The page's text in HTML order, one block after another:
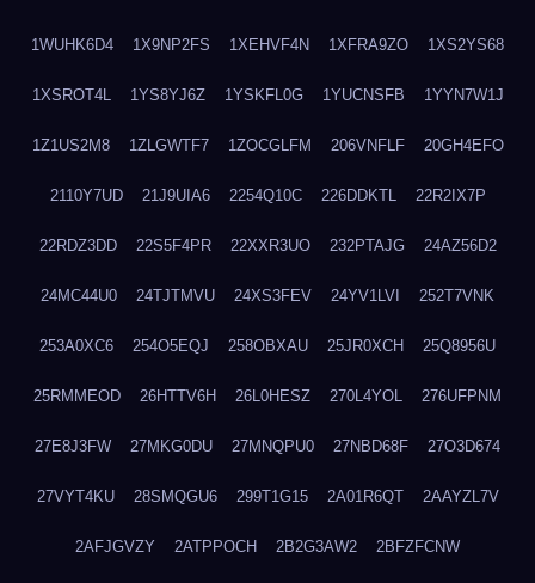
1WUHK6D4 1X9NP2FS 1XEHVF4N 1XFRA9ZO 1XS2YS68
1XSROT4L 1YS8YJ6Z 1YSKFL0G 1YUCNSFB 1YYN7W1J
1Z1US2M8 1ZLGWTF7 1ZOCGLFM 206VNFLF 20GH4EFO
2110Y7UD 21J9UIA6 2254Q10C 226DDKTL 22R2IX7P
22RDZ3DD 22S5F4PR 22XXR3UO 232PTAJG 24AZ56D2
24MC44U0 24TJTMVU 24XS3FEV 24YV1LVI 252T7VNK
253A0XC6 254O5EQJ 258OBXAU 25JR0XCH 25Q8956U
25RMMEOD 26HTTV6H 26L0HESZ 270L4YOL 276UFPNM
27E8J3FW 27MKG0DU 27MNQPU0 27NBD68F 27O3D674
27VYT4KU 28SMQGU6 299T1G15 2A01R6QT 2AAYZL7V
2AFJGVZY 2ATPPOCH 2B2G3AW2 2BFZFCNW